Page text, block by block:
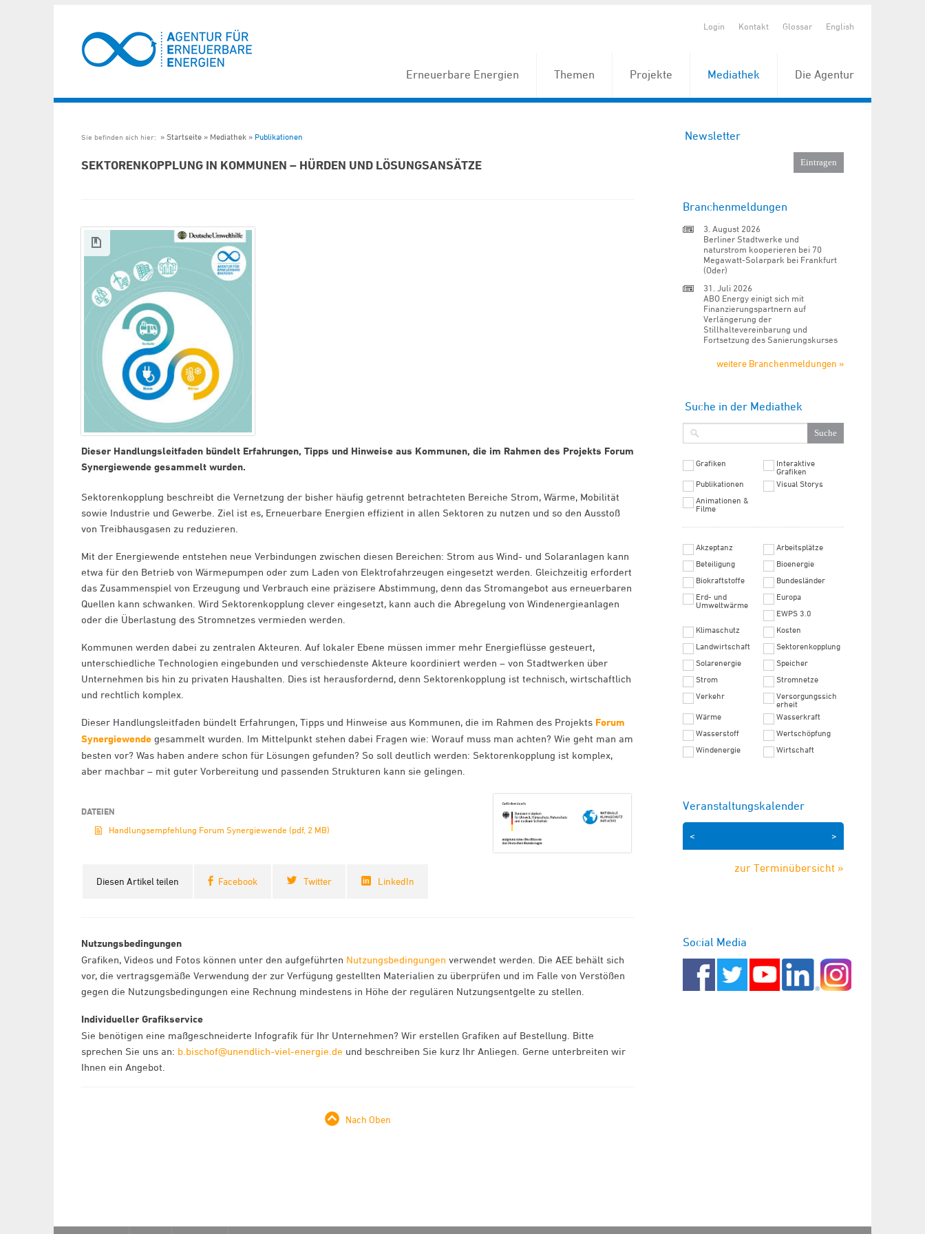
Login Kontakt Glossar English
Erneuerbare Energien Themen Projekte Mediathek Die Agentur
Sie befinden sich hier: Startseite Mediathek Publikationen
SEKTORENKOPPLUNG IN KOMMUNEN – HÜRDEN UND LÖSUNGSANSÄTZE
Dieser Handlungsleitfaden bündelt Erfahrungen, Tipps und Hinweise aus Kommunen, die im Rahmen des Projekts Forum
Synergiewende gesammelt wurden.
Sektorenkopplung beschreibt die Vernetzung der bisher häufig getrennt betrachteten Bereiche Strom, Wärme, Mobilität
sowie Industrie und Gewerbe. Ziel ist es, Erneuerbare Energien effizient in allen Sektoren zu nutzen und so den Ausstoß
von Treibhausgasen zu reduzieren.
Mit der Energiewende entstehen neue Verbindungen zwischen diesen Bereichen: Strom aus Wind- und Solaranlagen kann
etwa für den Betrieb von Wärmepumpen oder zum Laden von Elektrofahrzeugen eingesetzt werden. Gleichzeitig erfordert
das Zusammenspiel von Erzeugung und Verbrauch eine präzisere Abstimmung, denn das Stromangebot aus erneuerbaren
Quellen kann schwanken. Wird Sektorenkopplung clever eingesetzt, kann auch die Abregelung von Windenergieanlagen
oder die Überlastung des Stromnetzes vermieden werden.
Kommunen werden dabei zu zentralen Akteuren. Auf lokaler Ebene müssen immer mehr Energieflüsse gesteuert,
unterschiedliche Technologien eingebunden und verschiedenste Akteure koordiniert werden – von Stadtwerken über
Unternehmen bis hin zu privaten Haushalten. Dies ist herausfordernd, denn Sektorenkopplung ist technisch, wirtschaftlich
und rechtlich komplex.
Dieser Handlungsleitfaden bündelt Erfahrungen, Tipps und Hinweise aus Kommunen, die im Rahmen des Projekts Forum
Synergiewende gesammelt wurden. Im Mittelpunkt stehen dabei Fragen wie: Worauf muss man achten? Wie geht man am
besten vor? Was haben andere schon für Lösungen gefunden? So soll deutlich werden: Sektorenkopplung ist komplex,
aber machbar – mit guter Vorbereitung und passenden Strukturen kann sie gelingen.
DATEIEN
Handlungsempfehlung Forum Synergiewende (pdf, 2 MB)
Diesen Artikel teilen Facebook Twitter LinkedIn
Nutzungsbedingungen
Grafiken, Videos und Fotos können unter den aufgeführten Nutzungsbedingungen verwendet werden. Die AEE behält sich
vor, die vertragsgemäße Verwendung der zur Verfügung gestellten Materialien zu überprüfen und im Falle von Verstößen
gegen die Nutzungsbedingungen eine Rechnung mindestens in Höhe der regulären Nutzungsentgelte zu stellen.
Individueller Grafikservice
Sie benötigen eine maßgeschneiderte Infografik für Ihr Unternehmen? Wir erstellen Grafiken auf Bestellung. Bitte
sprechen Sie uns an: b.bischof@unendlich-viel-energie.de und beschreiben Sie kurz Ihr Anliegen. Gerne unterbreiten wir
Ihnen ein Angebot.
Nach Oben
Newsletter
Branchenmeldungen
3. August 2026
Berliner Stadtwerke und
naturstrom kooperieren bei 70
Megawatt-Solarpark bei Frankfurt
(Oder)
31. Juli 2026
ABO Energy einigt sich mit
Finanzierungspartnern auf
Verlängerung der
Stillhaltevereinbarung und
Fortsetzung des Sanierungskurses
weitere Branchenmeldungen »
Suche in der Mediathek
Grafiken
Interaktive
Grafiken
Publikationen
Visual Storys
Animationen &
Filme
Akzeptanz
Arbeitsplätze
Beteiligung
Bioenergie
Biokraftstoffe
Bundesländer
Erd- und
Umweltwärme
Europa
EWPS 3.0
Klimaschutz
Kosten
Landwirtschaft
Sektorenkopplung
Solarenergie
Speicher
Strom
Stromnetze
Verkehr
Versorgungssich
erheit
Wärme
Wasserkraft
Wasserstoff
Wertschöpfung
Windenergie
Wirtschaft
Veranstaltungskalender
>
<
zur Terminübersicht »
Social Media